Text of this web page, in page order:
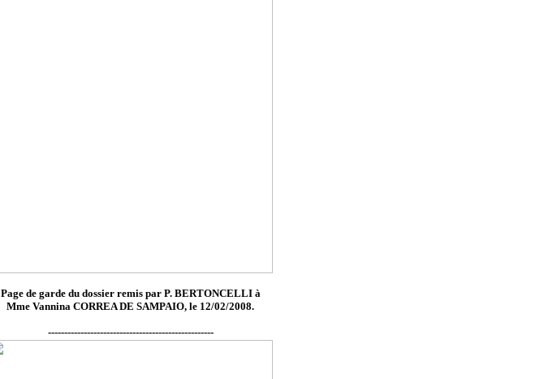
Page de garde du dossier remis par P. BERTONCELLI à
Mme Vannina CORREA DE SAMPAIO, le 12/02/2008.
---------------------------------------------------